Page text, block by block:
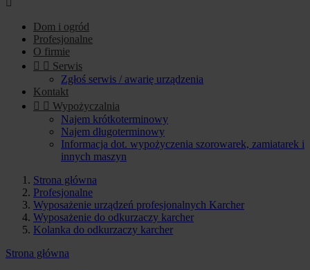

Dom i ogród
Profesjonalne
O firmie
  Serwis
Zgłoś serwis / awarię urządzenia
Kontakt
  Wypożyczalnia
Najem krótkoterminowy
Najem długoterminowy
Informacja dot. wypożyczenia szorowarek, zamiatarek i
innych maszyn
Strona główna
Profesjonalne
Wyposażenie urządzeń profesjonalnych Karcher
Wyposażenie do odkurzaczy karcher
Kolanka do odkurzaczy karcher
Strona główna